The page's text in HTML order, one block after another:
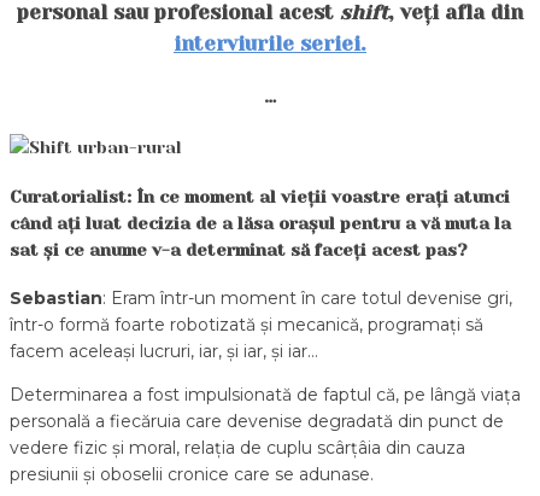
personal sau profesional acest shift, veți afla din
interviurile seriei.
…
Curatorialist: În ce moment al vieții voastre erați atunci
când ați luat decizia de a lăsa orașul pentru a vă muta la
sat și ce anume v-a determinat să faceți acest pas?
Sebastian: Eram într-un moment în care totul devenise gri,
într-o formă foarte robotizată și mecanică, programați să
facem aceleași lucruri, iar, și iar, și iar…
Determinarea a fost impulsionată de faptul că, pe lângă viața
personală a fiecăruia care devenise degradată din punct de
vedere fizic și moral, relația de cuplu scârțâia din cauza
presiunii și oboselii cronice care se adunase.